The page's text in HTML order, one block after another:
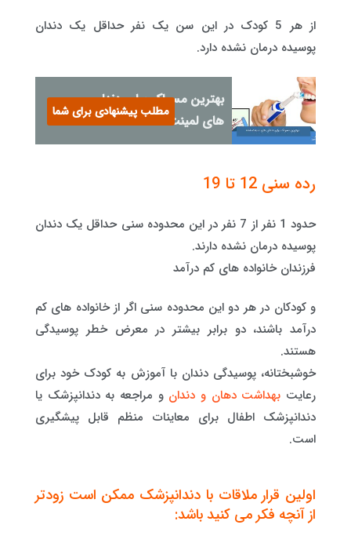
از هر 5 کودک در این سن یک نفر حداقل یک دندان
پوسیده درمان نشده دارد.
بهترین مسواک برای دندان
های لمینت شدهمطلب پیشنهادی برای شما
رده سنی 12 تا 19
حدود 1 نفر از 7 نفر در این محدوده سنی حداقل یک دندان
پوسیده درمان نشده دارند.
فرزندان خانواده های کم درآمد
و کودکان در هر دو این محدوده سنی اگر از خانواده های کم
درآمد باشند، دو برابر بیشتر در معرض خطر پوسیدگی
هستند.
خوشبختانه، پوسیدگی دندان با آموزش به کودک خود برای
رعایت بهداشت دهان و دندان و مراجعه به دندانپزشک یا
دندانپزشک اطفال برای معاینات منظم قابل پیشگیری
است.
اولین قرار ملاقات با دندانپزشک ممکن است زودتر
از آنچه فکر می کنید باشد: